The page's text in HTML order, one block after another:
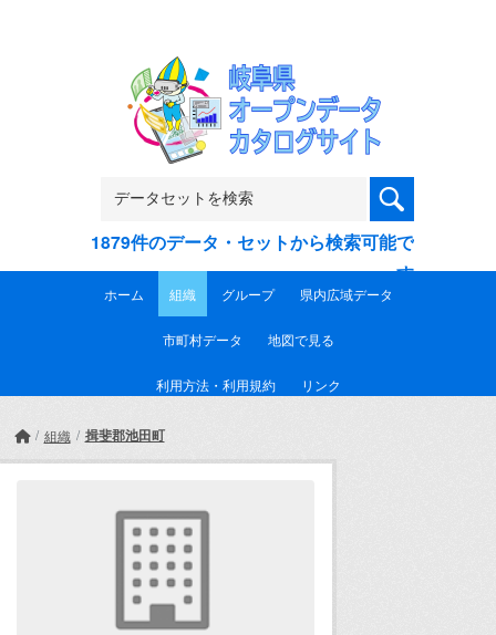
1879件のデータ・セットから検索可能で
す
ホーム 組織 グループ 県内広域データ
市町村データ 地図で見る
利用方法・利用規約 リンク
組織 揖斐郡池田町